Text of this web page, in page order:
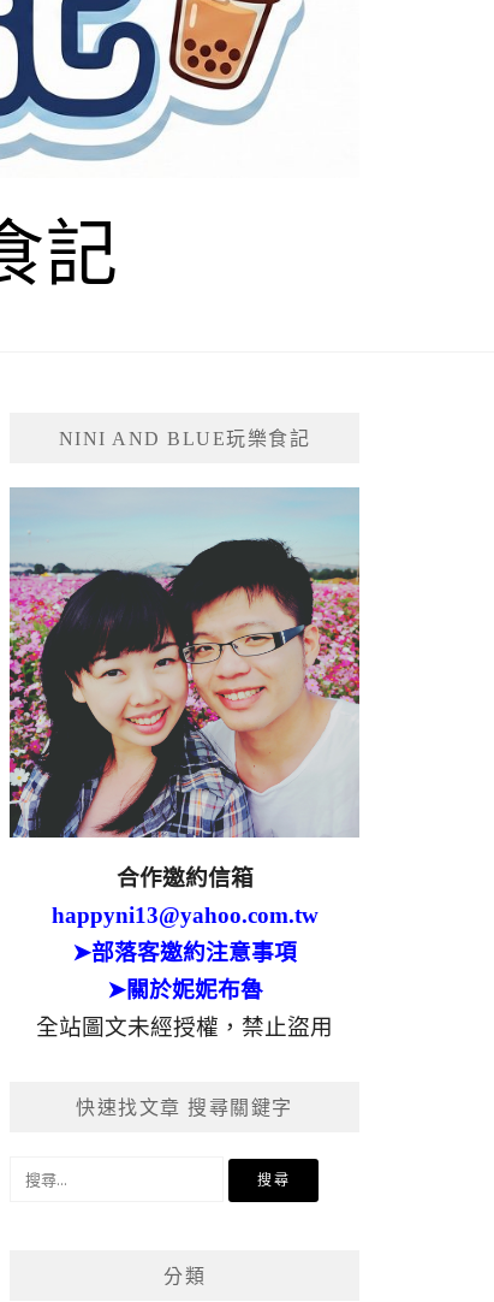
記
NINI AND BLUE玩樂食記
合作邀約信箱
happyni13@yahoo.com.tw
➤部落客邀約注意事項
➤關於妮妮布魯
全站圖文未經授權，禁止盜用
快速找文章 搜尋關鍵字
分類